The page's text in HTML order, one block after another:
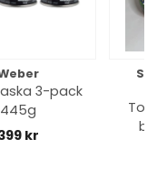
3-pack
445g
kr